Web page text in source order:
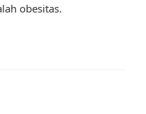
obesitas.